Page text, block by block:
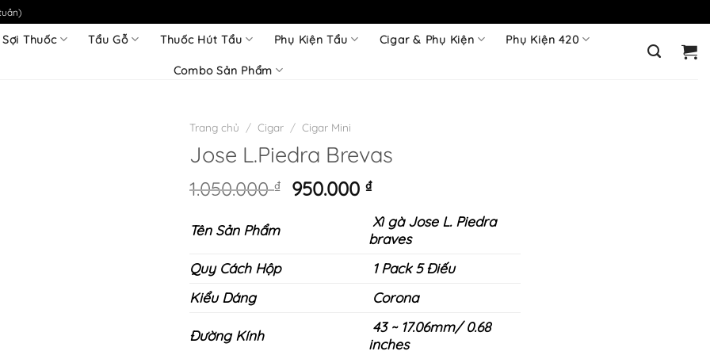
Thuốc Tẩu Gỗ Thuốc Hút Tẩu Phụ Kiện Tẩu Cigar & Phụ Kiện Phụ Kiện 420
Combo Sản Phẩm
Trang chủ / Cigar / Cigar Mini
Jose L.Piedra Brevas
1.050.000₫
Giá
1.050.000 ₫.
950.000₫Giá
tại
là:
950.000 ₫.
Tên Sản Phẩm
Xì gà Jose L. Piedra
braves
Quy Cách Hộp
1 Pack 5 Điếu
Kiểu Dáng
Corona
Đường Kính
43 ~ 17.06mm/ 0.68
inches